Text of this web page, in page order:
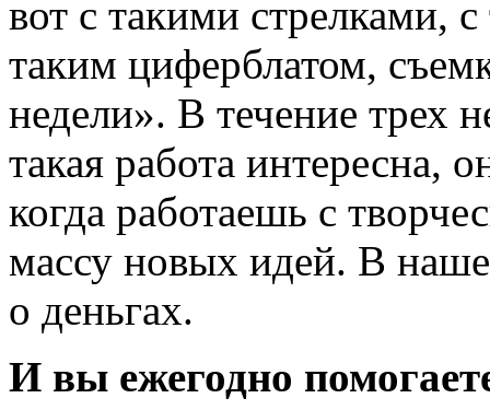
вот с такими стрелками,
таким циферблатом,
недели». В течение трех
такая работа интересна,
когда работаешь с
массу новых идей. В
о деньгах.
И вы ежегодно